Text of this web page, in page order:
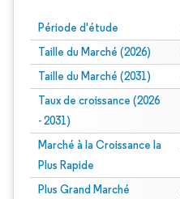
Période d'étude
Taille du Marché (2026)
Taille du Marché (2031)
Taux de croissance (2026
- 2031)
Marché à la Croissance la
Plus Rapide
Plus Grand Marché